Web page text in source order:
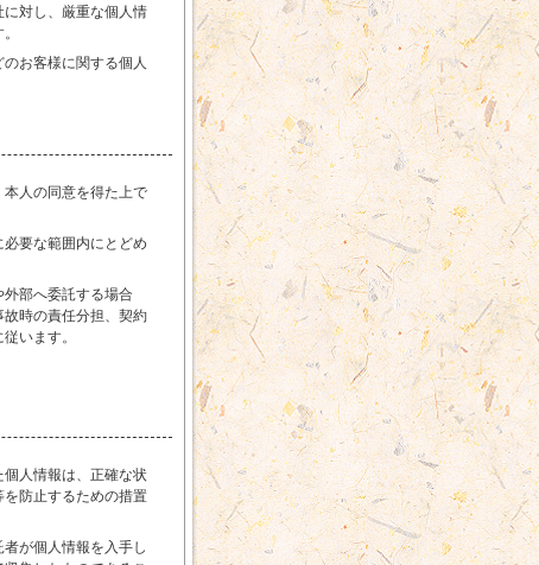
対し、厳重な個人情
お客様に関する個人
人の同意を得た上で
要な範囲内にとどめ
部へ委託する場合
時の責任分担、契約
います。
人情報は、正確な状
防止するための措置
が個人情報を入手し